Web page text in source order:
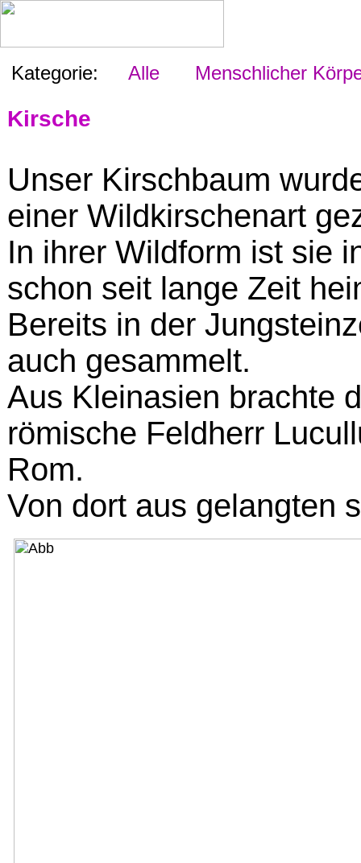
Kategorie: Alle Menschlicher
Kirsche
Unser Kirschbaum
einer Wildkirschenart
In ihrer Wildform ist sie
schon seit lange Zeit
Bereits in der
auch gesammelt.
Aus Kleinasien brachte
römische Feldherr
Rom.
Von dort aus gelangten